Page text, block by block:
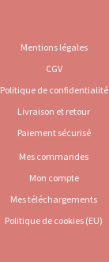
Mentions légales
CGV
Politique de confidentialité
Livraison et retour
Paiement sécurisé
Mes commandes
Mon compte
Mes téléchargements
Politique de cookies (EU)